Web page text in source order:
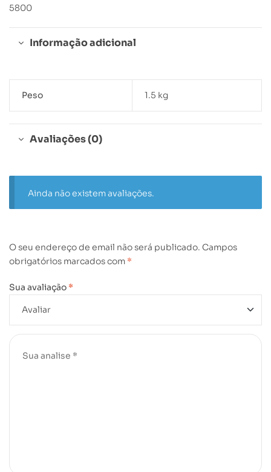
5800
Informação adicional
Peso 1.5 kg
Avaliações (0)
Ainda não existem avaliações.
O seu endereço de email não será publicado. Campos
obrigatórios marcados com *
Sua avaliação *